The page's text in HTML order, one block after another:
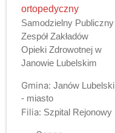
ortopedyczny
Samodzielny Publiczny
Zespół Zakładów
Opieki Zdrowotnej w
Janowie Lubelskim
Gmina: Janów Lubelski
- miasto
Filia: Szpital Rejonowy